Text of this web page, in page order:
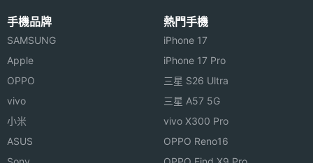
手機品牌
SAMSUNG
Apple
OPPO
vivo
小米
ASUS
熱門手機
iPhone 17
iPhone 17 Pro
三星 S26 Ultra
三星 A57 5G
vivo X300 Pro
OPPO Reno16